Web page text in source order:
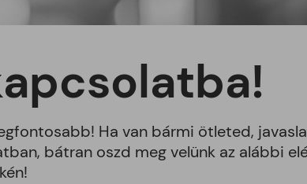
Ha van bármi ötleted,
bátran oszd meg velünk az alábbi